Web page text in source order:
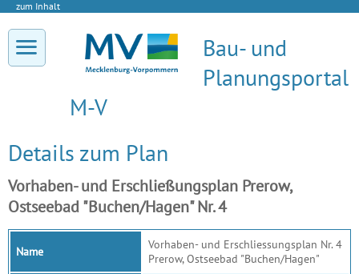
zum Inhalt
Bau- und
Planungsportal
M-V
Details zum Plan
Vorhaben- und Erschließungsplan Prerow,
Ostseebad "Buchen/Hagen" Nr. 4
Name
Vorhaben- und Erschliessungsplan Nr. 4
Prerow, Ostseebad "Buchen/Hagen"